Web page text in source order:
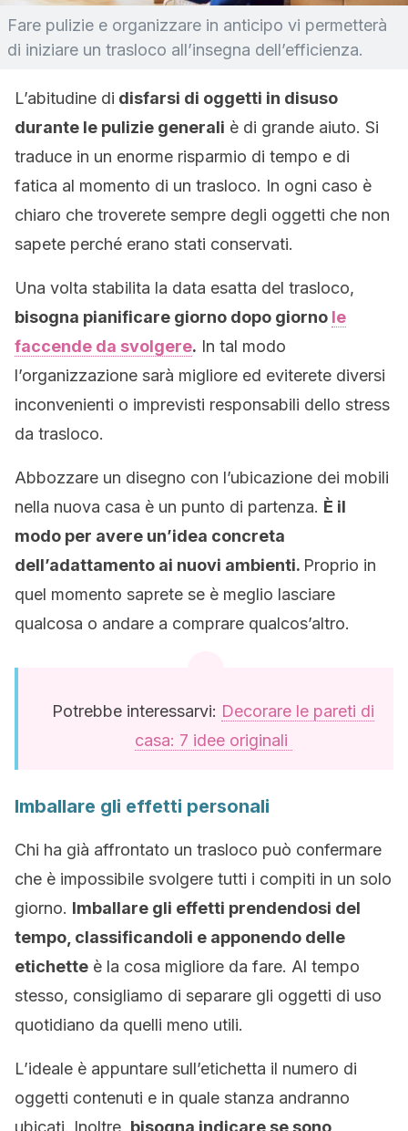
Fare pulizie e organizzare in anticipo vi permetterà
di iniziare un trasloco all’insegna dell’efficienza.
L’abitudine di disfarsi di oggetti in disuso
durante le pulizie generali è di grande aiuto. Si
traduce in un enorme risparmio di tempo e di
fatica al momento di un trasloco. In ogni caso è
chiaro che troverete sempre degli oggetti che non
sapete perché erano stati conservati.
Una volta stabilita la data esatta del trasloco,
bisogna pianificare giorno dopo giorno le
faccende da svolgere. In tal modo
l’organizzazione sarà migliore ed eviterete diversi
inconvenienti o imprevisti responsabili dello stress
da trasloco.
Abbozzare un disegno con l’ubicazione dei mobili
nella nuova casa è un punto di partenza. È il
modo per avere un’idea concreta
dell’adattamento ai nuovi ambienti. Proprio in
quel momento saprete se è meglio lasciare
qualcosa o andare a comprare qualcos’altro.
Potrebbe interessarvi: Decorare le pareti di
casa: 7 idee originali
Imballare gli effetti personali
Chi ha già affrontato un trasloco può confermare
che è impossibile svolgere tutti i compiti in un solo
giorno. Imballare gli effetti prendendosi del
tempo, classificandoli e apponendo delle
etichette è la cosa migliore da fare. Al tempo
stesso, consigliamo di separare gli oggetti di uso
quotidiano da quelli meno utili.
L’ideale è appuntare sull’etichetta il numero di
oggetti contenuti e in quale stanza andranno
ubicati. Inoltre, bisogna indicare se sono